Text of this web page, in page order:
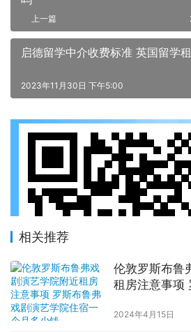
上一篇
启德留学中介收费标准 英国留学
2023年11月30日 下午5:00
相关推荐
伦敦罗斯布鲁
租房注意事项
2024年4月15日